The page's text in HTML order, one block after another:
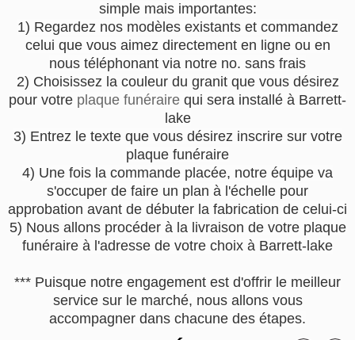
simple mais importantes:
1) Regardez nos modèles existants et commandez
celui que vous aimez directement en ligne ou en
nous téléphonant via notre no. sans frais
2) Choisissez la couleur du granit que vous désirez
pour votre plaque funéraire qui sera installé à Barrett-
lake
3) Entrez le texte que vous désirez inscrire sur votre
plaque funéraire
4) Une fois la commande placée, notre équipe va
s'occuper de faire un plan à l'échelle pour
approbation avant de débuter la fabrication de celui-ci
5) Nous allons procéder à la livraison de votre plaque
funéraire à l'adresse de votre choix à Barrett-lake
*** Puisque notre engagement est d'offrir le meilleur
service sur le marché, nous allons vous
accompagner dans chacune des étapes.